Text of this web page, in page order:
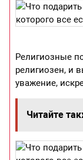
Религиозные
религиозен, и
уважение,
Читайте